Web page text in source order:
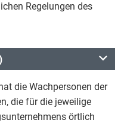
Regelungen des
die Wachpersonen der
die für die jeweilige
örtlich